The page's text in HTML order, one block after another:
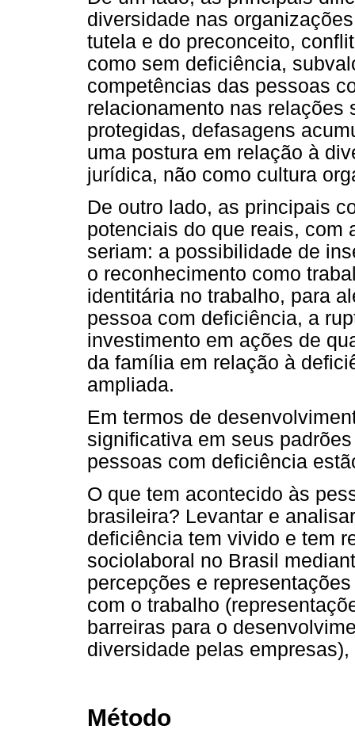
diversidade nas
tutela e do preconceito,
como sem deficiência,
competências das pessoas
relacionamento nas relações
protegidas, defasagens
uma postura em relação à
jurídica, não como cultura
De outro lado, as principais
potenciais do que reais, com
seriam: a possibilidade de
o reconhecimento como
identitária no trabalho, para
pessoa com deficiência, a
investimento em ações de
da família em relação à
ampliada.
Em termos de
significativa em seus
pessoas com deficiência
O que tem acontecido às
brasileira? Levantar e
deficiência tem vivido e tem
sociolaboral no Brasil
percepções e
com o trabalho
barreiras para o
diversidade pelas
Método